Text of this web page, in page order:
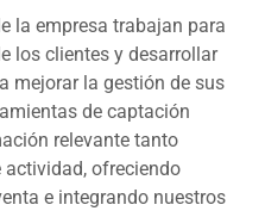
la empresa trabajan para
los clientes y desarrollar
mejorar la gestión de sus
de captación
relevante tanto
actividad, ofreciendo
e integrando nuestros